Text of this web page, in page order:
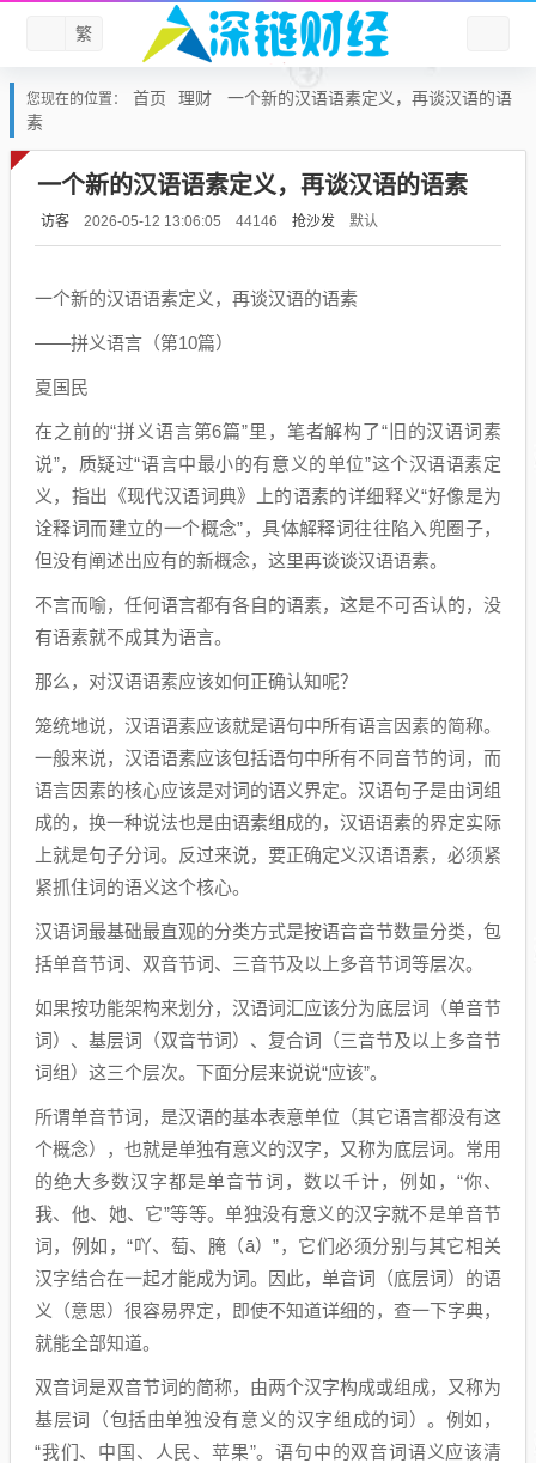
繁
您现在的位置： 首页 理财
一个新的汉语语素定义，再谈汉语的语
素
一个新的汉语语素定义，再谈汉语的语素
访客 2026-05-12 13:06:05 44146 抢沙发 默认
一个新的汉语语素定义，再谈汉语的语素
——拼义语言（第10篇）
夏国民
在之前的“拼义语言第6篇”里，笔者解构了“旧的汉语词素
说”，质疑过“语言中最小的有意义的单位”这个汉语语素定
义，指出《现代汉语词典》上的语素的详细释义“好像是为
诠释词而建立的一个概念”，具体解释词往往陷入兜圈子，
但没有阐述出应有的新概念，这里再谈谈汉语语素。
不言而喻，任何语言都有各自的语素，这是不可否认的，没
有语素就不成其为语言。
那么，对汉语语素应该如何正确认知呢？
笼统地说，汉语语素应该就是语句中所有语言因素的简称。
一般来说，汉语语素应该包括语句中所有不同音节的词，而
语言因素的核心应该是对词的语义界定。汉语句子是由词组
成的，换一种说法也是由语素组成的，汉语语素的界定实际
上就是句子分词。反过来说，要正确定义汉语语素，必须紧
紧抓住词的语义这个核心。
汉语词最基础最直观的分类方式是按语音音节数量分类，包
括单音节词、双音节词、三音节及以上多音节词等层次。
如果按功能架构来划分，汉语词汇应该分为底层词（单音节
词）、基层词（双音节词）、复合词（三音节及以上多音节
词组）这三个层次。下面分层来说说“应该”。
所谓单音节词，是汉语的基本表意单位（其它语言都没有这
个概念），也就是单独有意义的汉字，又称为底层词。常用
的绝大多数汉字都是单音节词，数以千计，例如，“你、
我、他、她、它”等等。单独没有意义的汉字就不是单音节
词，例如，“吖、萄、腌（ā）”，它们必须分别与其它相关
汉字结合在一起才能成为词。因此，单音词（底层词）的语
义（意思）很容易界定，即使不知道详细的，查一下字典，
就能全部知道。
双音词是双音节词的简称，由两个汉字构成或组成，又称为
基层词（包括由单独没有意义的汉字组成的词）。例如，
“我们、中国、人民、苹果”。语句中的双音词语义应该清